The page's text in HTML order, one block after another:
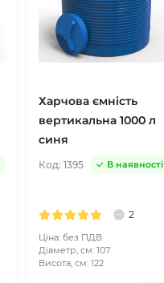
Харчова ємність
вертикальна 1000 л
синя
Код: 1395 В наявності
2
Ціна: без ПДВ
Діаметр, см: 107
Висота, см: 122